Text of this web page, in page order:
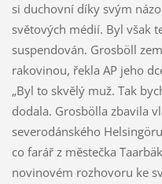
si duchovní díky svým
světových médií. Byl však
suspendován. Grosböll
rakovinou, řekla AP jeho
„Byl to skvělý muž. Tak
dodala. Grosbölla zbavila
severodánského
co farář z městečka
novinovém rozhovoru ke